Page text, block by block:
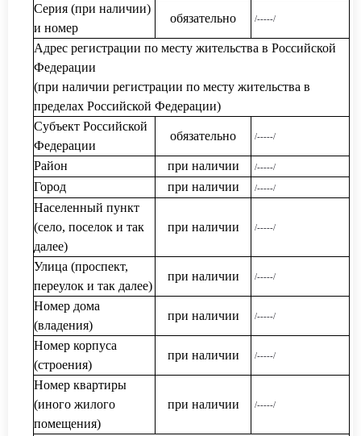
Серия (при наличии)
и номер
обязательно /-----/
Адрес регистрации по месту жительства в Российской
Федерации
(при наличии регистрации по месту жительства в
пределах Российской Федерации)
Субъект Российской
Федерации
обязательно /-----/
Район при наличии /-----/
Город при наличии /-----/
Населенный пункт
(село, поселок и так
далее)
при наличии /-----/
Улица (проспект,
переулок и так далее)
при наличии /-----/
Номер дома
(владения)
при наличии /-----/
Номер корпуса
(строения)
при наличии /-----/
Номер квартиры
(иного жилого
помещения)
при наличии /-----/